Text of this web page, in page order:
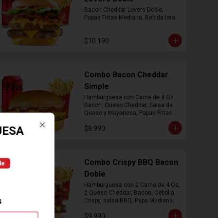
Bacon Cheddar Lovers Doble,
Papas Fritas Mediana, Bebida lata.
$10.190
Combo Bacon Cheddar
Simple
Hamburguesa con Carne de 4 Oz,
Bacon, Queso Cheddar, Salsa de
Queso y Mayonesa, Papas Fritas
$8.990
Combo Crispy BBQ Bacon
Doble
Hamburguesa con 2 Carne de 4 Oz,
2 Queso Cheddar, Bacon, Cebolla
Crispy, salsa BBQ, Papa Mediana,
$9.990
Close